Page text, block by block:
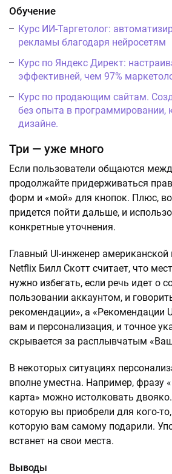
Обучение
Курс ИИ-Таргетолог:
рекламы благодаря нейросетям
Курс по Яндекс Директ:
эффективней, чем 97%
Курс по продающим сайтам.
без опыта в программировании,
дизайне.
Три — уже много
Если пользователи общаются
продолжайте придерживаться
форм и «мой» для кнопок. Плюс,
придется пойти дальше, и
конкретные уточнения.
Главный UI-инженер
Netflix Билл Скотт считает, что
нужно избегать, если речь идет о
пользовании аккаунтом, и
рекомендации», а «Рекомендации
вам и персонализация, и точное
скрывается за расплывчатым
В некоторых ситуациях
вполне уместна. Например, фразу
карта» можно истолковать
которую вы приобрели для кого-
которую вам самому подарили.
встанет на свои места.
Выводы